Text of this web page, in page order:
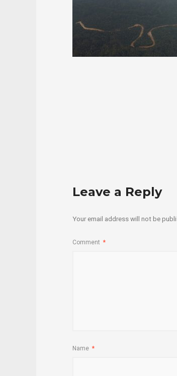
Leave a Reply
Your email address will not be
Comment *
Name *